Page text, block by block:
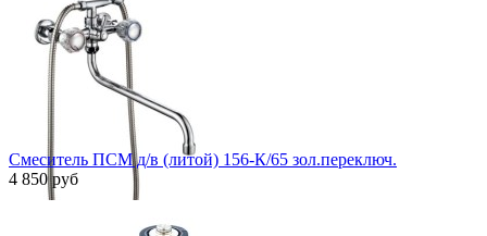
Смеситель ПСМ д/в (литой) 156-К/65 зол.переключ.
4 850 руб